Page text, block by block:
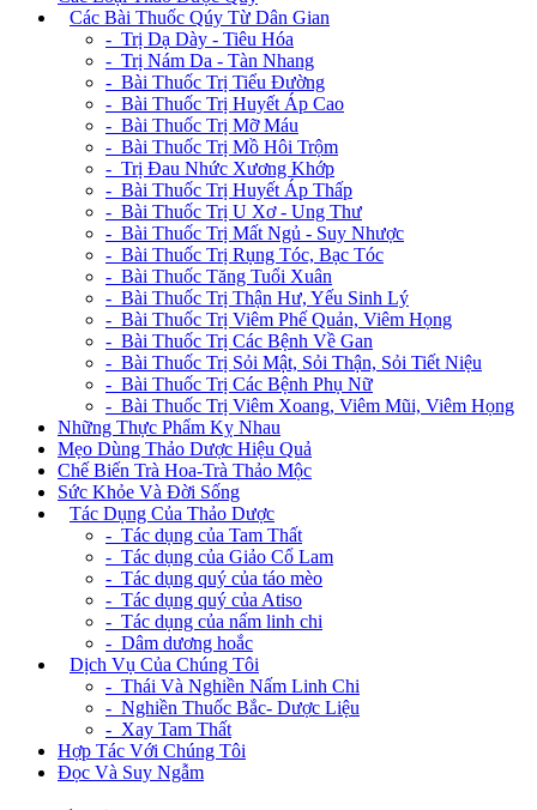
Các Bài Thuốc Qúy Từ Dân Gian
- Trị Dạ Dày - Tiêu Hóa
- Trị Nám Da - Tàn Nhang
- Bài Thuốc Trị Tiểu Đường
- Bài Thuốc Trị Huyết Áp Cao
- Bài Thuốc Trị Mỡ Máu
- Bài Thuốc Trị Mồ Hôi Trộm
- Trị Đau Nhức Xương Khớp
- Bài Thuốc Trị Huyết Áp Thấp
- Bài Thuốc Trị U Xơ - Ung Thư
- Bài Thuốc Trị Mất Ngủ - Suy Nhược
- Bài Thuốc Trị Rụng Tóc, Bạc Tóc
- Bài Thuốc Tăng Tuổi Xuân
- Bài Thuốc Trị Thận Hư, Yếu Sinh Lý
- Bài Thuốc Trị Viêm Phế Quản, Viêm Họng
- Bài Thuốc Trị Các Bệnh Về Gan
- Bài Thuốc Trị Sỏi Mật, Sỏi Thận, Sỏi Tiết Niệu
- Bài Thuốc Trị Các Bệnh Phụ Nữ
- Bài Thuốc Trị Viêm Xoang, Viêm Mũi, Viêm Họng
Những Thực Phẩm Kỵ Nhau
Mẹo Dùng Thảo Dược Hiệu Quả
Chế Biến Trà Hoa-Trà Thảo Mộc
Sức Khỏe Và Đời Sống
Tác Dụng Của Thảo Dược
- Tác dụng của Tam Thất
- Tác dụng của Giảo Cổ Lam
- Tác dụng quý của táo mèo
- Tác dụng quý của Atiso
- Tác dụng của nấm linh chi
- Dâm dương hoắc
Dịch Vụ Của Chúng Tôi
- Thái Và Nghiền Nấm Linh Chi
- Nghiền Thuốc Bắc- Dược Liệu
- Xay Tam Thất
Hợp Tác Với Chúng Tôi
Đọc Và Suy Ngẫm